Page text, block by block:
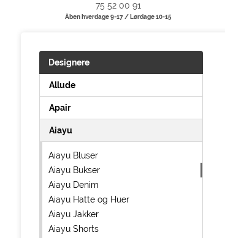
75 52 00 91
Åben hverdage 9-17 / Lørdage 10-15
Designere
Allude
Apair
Aiayu
Aiayu Bluser
Aiayu Bukser
Aiayu Denim
Aiayu Hatte og Huer
Aiayu Jakker
Aiayu Shorts